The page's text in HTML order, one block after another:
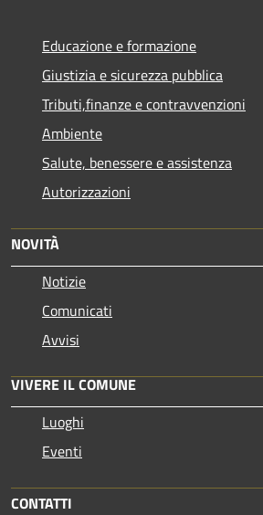
Educazione e formazione
Giustizia e sicurezza pubblica
Tributi,finanze e contravvenzioni
Ambiente
Salute, benessere e assistenza
Autorizzazioni
NOVITÀ
Notizie
Comunicati
Avvisi
VIVERE IL COMUNE
Luoghi
Eventi
CONTATTI